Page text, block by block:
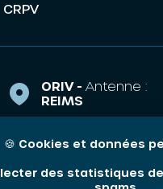
CRPV
ORIV -Antenne :
REIMS
Eisenhower
e.arnoulet@oriv.fr
🍪 Cookies et données
des statistiques